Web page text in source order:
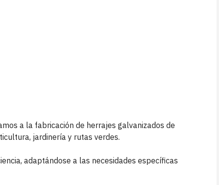
a la fabricación de herrajes galvanizados de
jardinería y rutas verdes.
adaptándose a las necesidades específicas